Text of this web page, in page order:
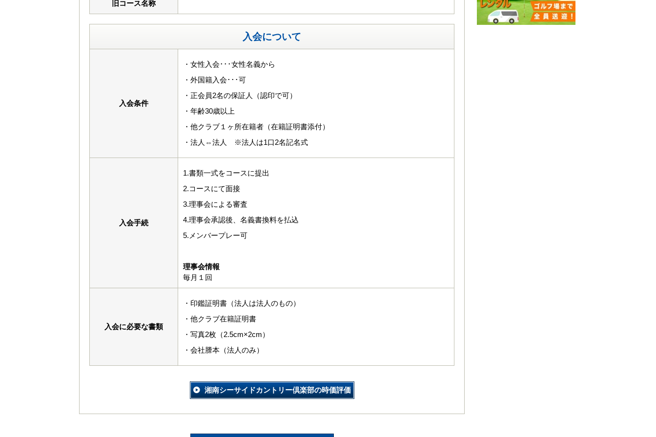
旧コース名称
入会について
入会条件
・女性入会･･･女性名義から
・外国籍入会･･･可
・正会員2名の保証人（認印で可）
・年齢30歳以上
・他クラブ１ヶ所在籍者（在籍証明書添付）
・法人⇔法人 ※法人は1口2名記名式
入会手続
1.書類一式をコースに提出
2.コースにて面接
3.理事会による審査
4.理事会承認後、名義書換料を払込
5.メンバープレー可
理事会情報
毎月１回
入会に必要な書類
・印鑑証明書（法人は法人のもの）
・他クラブ在籍証明書
・写真2枚（2.5cm×2cm）
・会社謄本（法人のみ）
湘南シーサイドカントリー倶楽部の時価評価